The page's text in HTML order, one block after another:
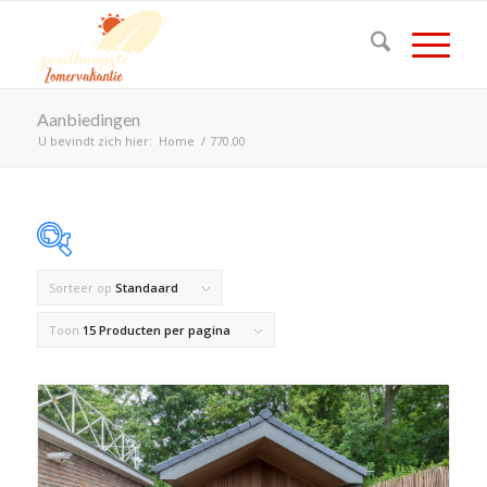
Aanbiedingen
U bevindt zich hier: Home / 770.00
Op voorraad
Product Land
Product Maximaal aantal personen
Sorteer op Standaard
Toon 15 Producten per pagina